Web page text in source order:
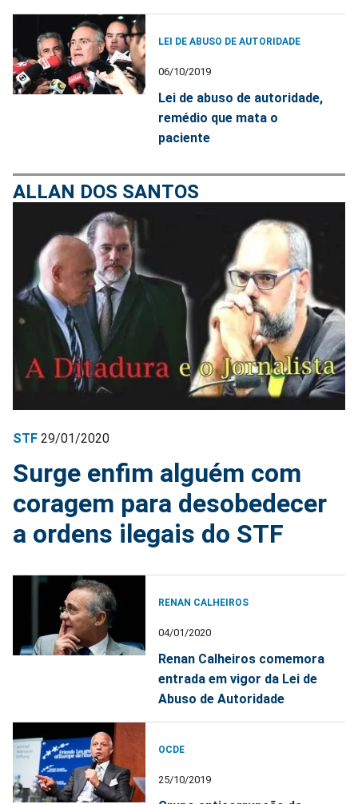
LEI DE ABUSO DE AUTORIDADE
06/10/2019
Lei de abuso de autoridade,
remédio que mata o
paciente
ALLAN DOS SANTOS
STF 29/01/2020
Surge enfim alguém com
coragem para desobedecer
a ordens ilegais do STF
RENAN CALHEIROS
04/01/2020
Renan Calheiros comemora
entrada em vigor da Lei de
Abuso de Autoridade
OCDE
25/10/2019